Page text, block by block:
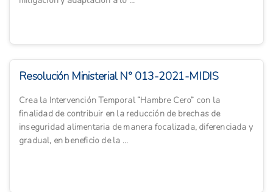
Resolución Ministerial N° 013-2021-MIDIS
Crea la Intervención Temporal “Hambre Cero” con la
finalidad de contribuir en la reducción de brechas de
inseguridad alimentaria de manera focalizada, diferenciada y
gradual, en beneficio de la ...